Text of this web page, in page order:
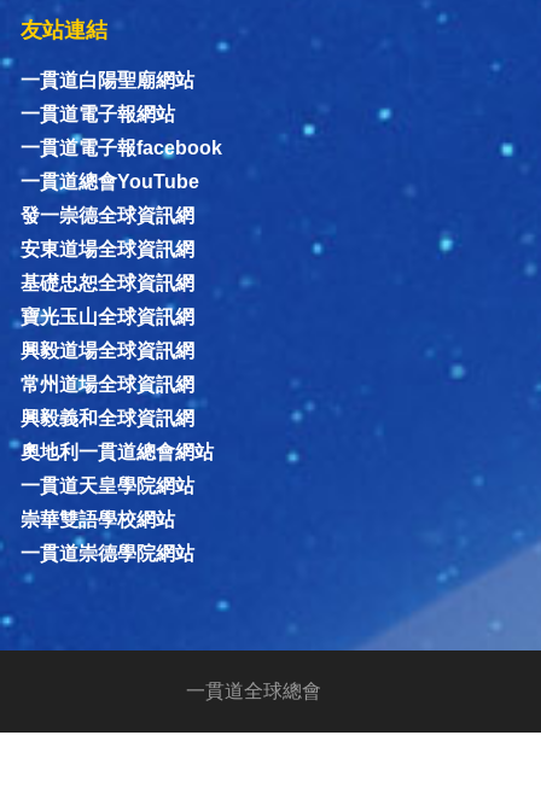
友站連結
一貫道白陽聖廟網站
一貫道電子報網站
一貫道電子報facebook
一貫道總會YouTube
發一崇德全球資訊網
安東道場全球資訊網
基礎忠恕全球資訊網
寶光玉山全球資訊網
興毅道場全球資訊網
常州道場全球資訊網
興毅義和全球資訊網
奧地利一貫道總會網站
一貫道天皇學院網站
崇華雙語學校網站
一貫道崇德學院網站
一貫道全球總會